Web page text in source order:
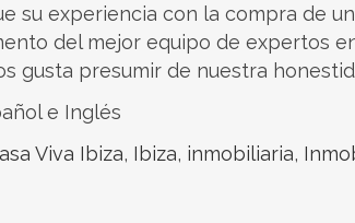
su experiencia con la compra de
del mejor equipo de expertos
gusta presumir de nuestra
e Inglés
Viva Ibiza, Ibiza, inmobiliaria,